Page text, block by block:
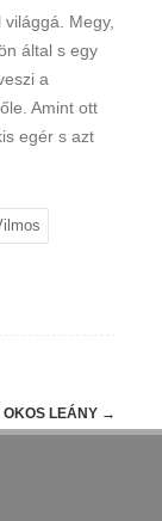
Megy,
által s egy
a
Amint ott
egér s azt
OKOS LEÁNY →